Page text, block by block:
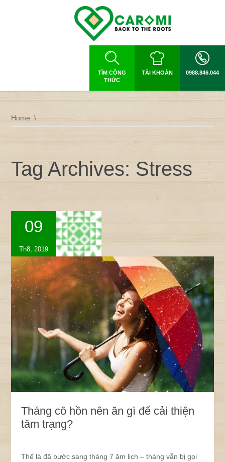
TÌM CÔNG
THỨC
TÀI KHOẢN 0988.846.044
Home
Tag Archives: Stress
09
Th8, 2019
Tháng cô hồn nên ăn gì để cải thiện
tâm trạng?
Thế là đã bước sang tháng 7 âm lịch – tháng vẫn bị gọi